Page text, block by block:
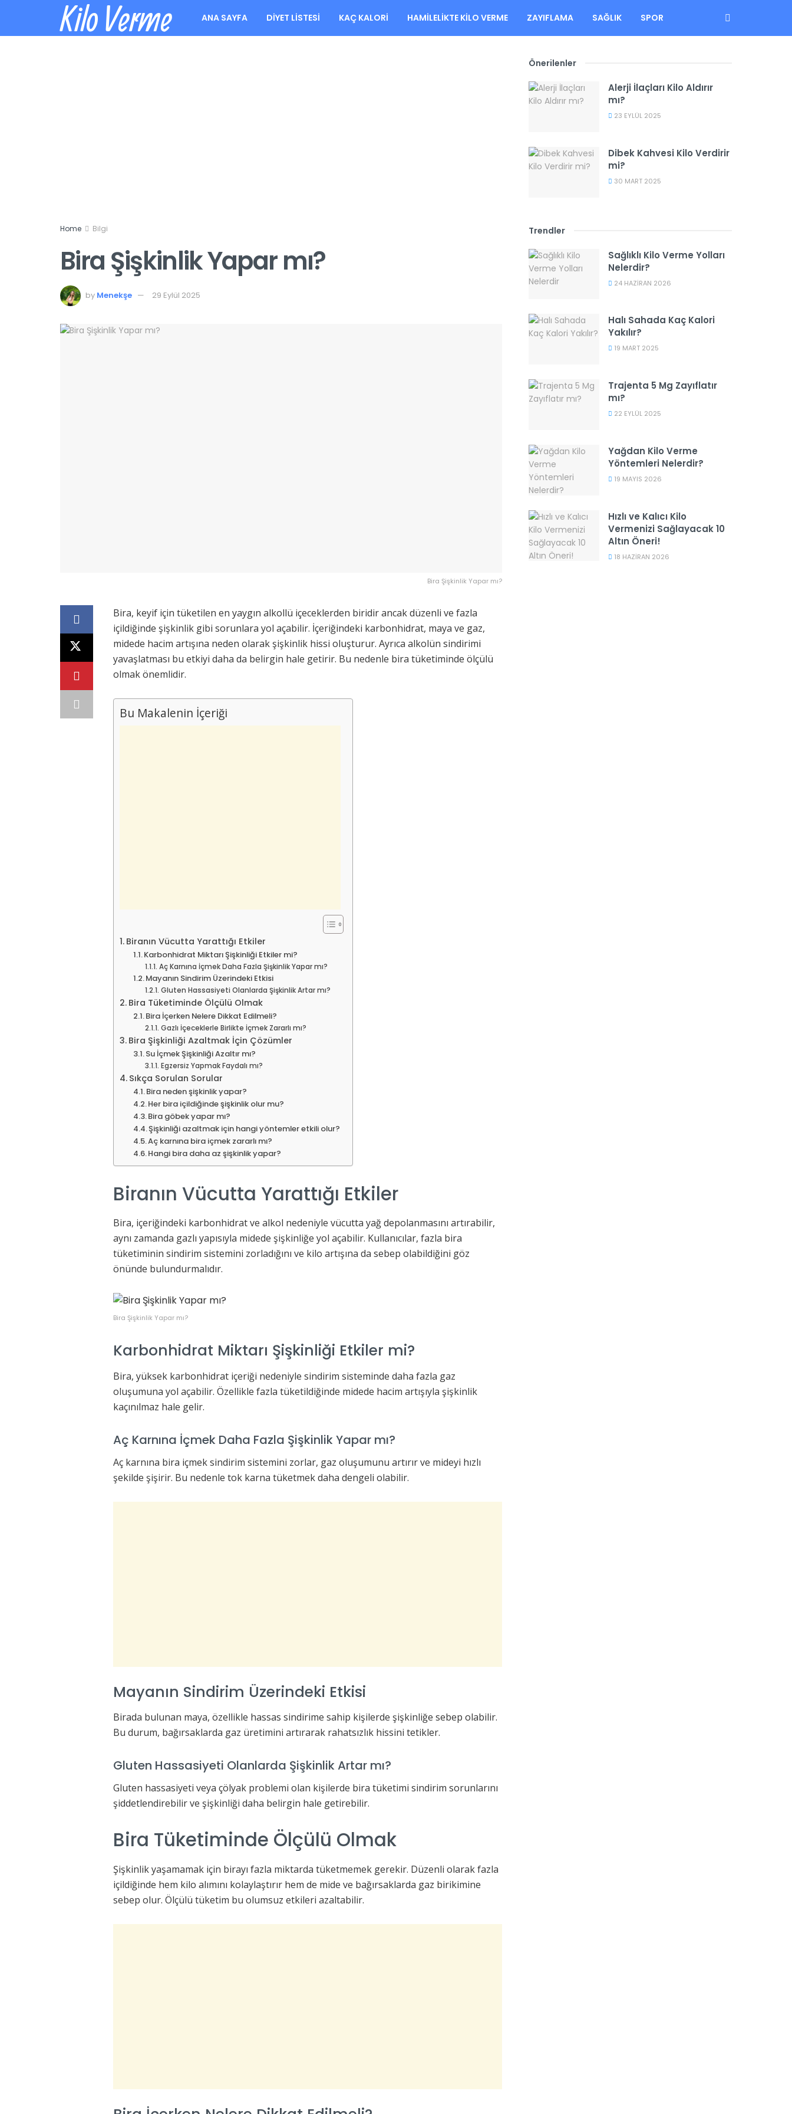
Kilo Verme ANA SAYFA DIYET LISTESI KAÇ KALORI HAMILELIKTE KILO VERME ZAYIFLAMA SAĞLIK SPOR
Home Bilgi
Bira Şişkinlik Yapar mı?
by Menekşe 29 Eylül 2025
Bira Şişkinlik Yapar mı?
Bira, keyif için tüketilen en yaygın alkollü içeceklerden biridir ancak düzenli ve fazla
içildiğinde şişkinlik gibi sorunlara yol açabilir. İçeriğindeki karbonhidrat, maya ve gaz,
midede hacim artışına neden olarak şişkinlik hissi oluşturur. Ayrıca alkolün sindirimi
yavaşlatması bu etkiyi daha da belirgin hale getirir. Bu nedenle bira tüketiminde ölçülü
olmak önemlidir.
Bu Makalenin İçeriği
Biranın Vücutta Yarattığı Etkiler
Karbonhidrat Miktarı Şişkinliği Etkiler mi?
Aç Karnına İçmek Daha Fazla Şişkinlik Yapar mı?
Mayanın Sindirim Üzerindeki Etkisi
Gluten Hassasiyeti Olanlarda Şişkinlik Artar mı?
Bira Tüketiminde Ölçülü Olmak
Bira İçerken Nelere Dikkat Edilmeli?
Gazlı İçeceklerle Birlikte İçmek Zararlı mı?
Bira Şişkinliği Azaltmak İçin Çözümler
Su İçmek Şişkinliği Azaltır mı?
Egzersiz Yapmak Faydalı mı?
Sıkça Sorulan Sorular
Bira neden şişkinlik yapar?
Her bira içildiğinde şişkinlik olur mu?
Bira göbek yapar mı?
Şişkinliği azaltmak için hangi yöntemler etkili olur?
Aç karnına bira içmek zararlı mı?
Hangi bira daha az şişkinlik yapar?
Biranın Vücutta Yarattığı Etkiler
Bira, içeriğindeki karbonhidrat ve alkol nedeniyle vücutta yağ depolanmasını artırabilir,
aynı zamanda gazlı yapısıyla midede şişkinliğe yol açabilir. Kullanıcılar, fazla bira
tüketiminin sindirim sistemini zorladığını ve kilo artışına da sebep olabildiğini göz
önünde bulundurmalıdır.
Bira Şişkinlik Yapar mı?
Karbonhidrat Miktarı Şişkinliği Etkiler mi?
Bira, yüksek karbonhidrat içeriği nedeniyle sindirim sisteminde daha fazla gaz
oluşumuna yol açabilir. Özellikle fazla tüketildiğinde midede hacim artışıyla şişkinlik
kaçınılmaz hale gelir.
Aç Karnına İçmek Daha Fazla Şişkinlik Yapar mı?
Aç karnına bira içmek sindirim sistemini zorlar, gaz oluşumunu artırır ve mideyi hızlı
şekilde şişirir. Bu nedenle tok karna tüketmek daha dengeli olabilir.
Mayanın Sindirim Üzerindeki Etkisi
Birada bulunan maya, özellikle hassas sindirime sahip kişilerde şişkinliğe sebep olabilir.
Bu durum, bağırsaklarda gaz üretimini artırarak rahatsızlık hissini tetikler.
Gluten Hassasiyeti Olanlarda Şişkinlik Artar mı?
Gluten hassasiyeti veya çölyak problemi olan kişilerde bira tüketimi sindirim sorunlarını
şiddetlendirebilir ve şişkinliği daha belirgin hale getirebilir.
Bira Tüketiminde Ölçülü Olmak
Şişkinlik yaşamamak için birayı fazla miktarda tüketmemek gerekir. Düzenli olarak fazla
içildiğinde hem kilo alımını kolaylaştırır hem de mide ve bağırsaklarda gaz birikimine
sebep olur. Ölçülü tüketim bu olumsuz etkileri azaltabilir.
Önerilenler
Alerji İlaçları Kilo Aldırır
mı?
23 EYLÜL 2025
Dibek Kahvesi Kilo Verdirir
mi?
30 MART 2025
Trendler
Sağlıklı Kilo Verme Yolları
Nelerdir?
24 HAZIRAN 2026
Halı Sahada Kaç Kalori
Yakılır?
19 MART 2025
Trajenta 5 Mg Zayıflatır
mı?
22 EYLÜL 2025
Yağdan Kilo Verme
Yöntemleri Nelerdir?
19 MAYIS 2026
Hızlı ve Kalıcı Kilo
Vermenizi Sağlayacak 10
Altın Öneri!
18 HAZIRAN 2026